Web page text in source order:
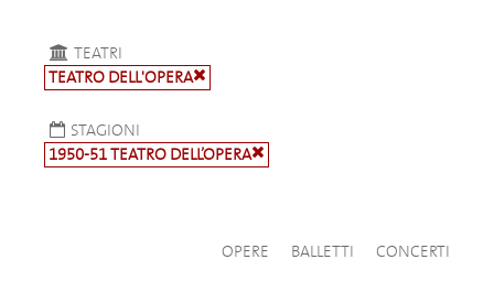
TEATRI
TEATRO DELL'OPERA
STAGIONI
1950-51 TEATRO DELL’OPERA
OPERE BALLETTI CONCERTI